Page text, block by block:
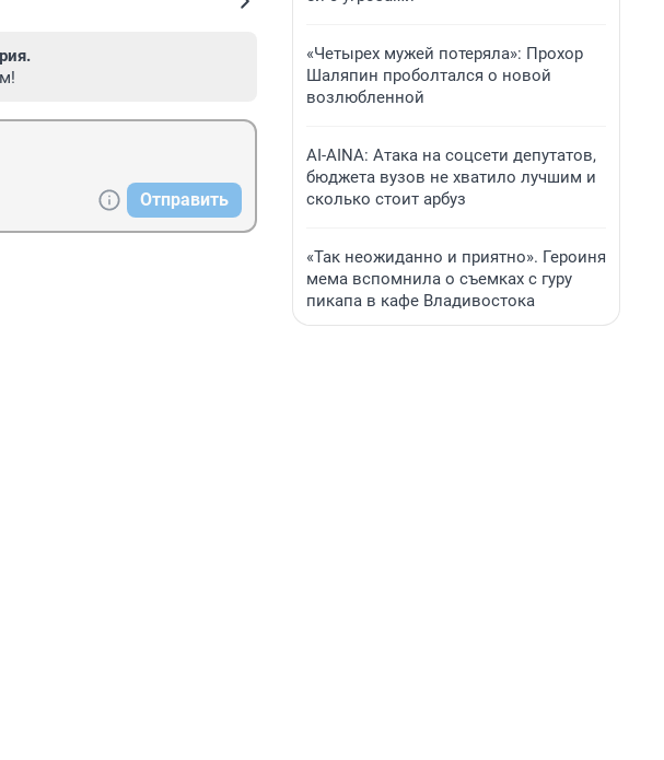
Отправить
«Четырех мужей потеряла»: Прохор
Шаляпин проболтался о новой
возлюбленной
AI-AINA: Атака на соцсети депутатов,
бюджета вузов не хватило лучшим и
сколько стоит арбуз
«Так неожиданно и приятно». Героиня
мема вспомнила о съемках с гуру
пикапа в кафе Владивостока